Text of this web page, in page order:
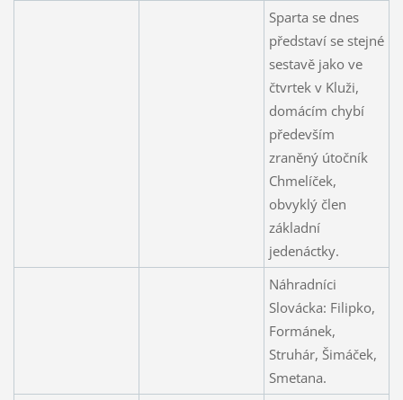
Sparta se dnes
představí se stejné
sestavě jako ve
čtvrtek v Kluži,
domácím chybí
především
zraněný útočník
Chmelíček,
obvyklý člen
základní
jedenáctky.
Náhradníci
Slovácka: Filipko,
Formánek,
Struhár, Šimáček,
Smetana.